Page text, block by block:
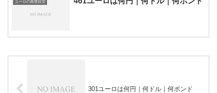
ユーロの両替目安
301ユーロは何円｜何ドル｜何ポンド